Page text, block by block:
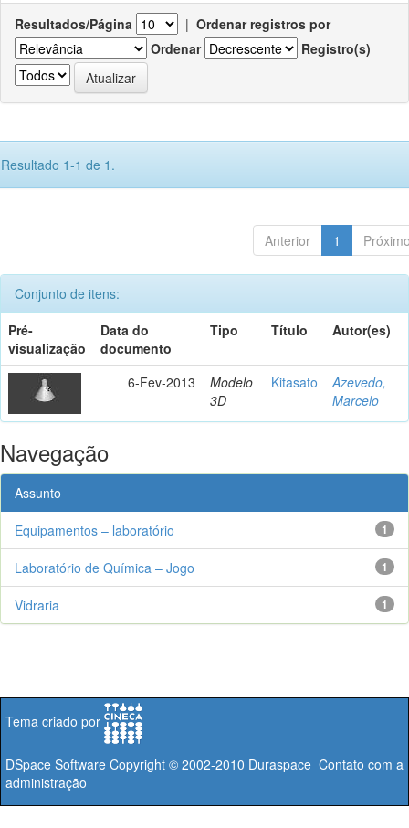
Resultados/Página | Ordenar registros por
Ordenar
Registro(s)
Resultado 1-1 de 1.
Anterior 1
Conjunto de itens:
Pré-
visualização
Data do
documento
Tipo Título Autor(es)
6-Fev-2013
Modelo
3D
Kitasato
Azevedo,
Marcelo
Navegação
Assunto
1
Equipamentos – laboratório
1
Laboratório de Química – Jogo
1
Vidraria
Tema criado por
DSpace Software Copyright © 2002-2010 Duraspace Contato com a
administração